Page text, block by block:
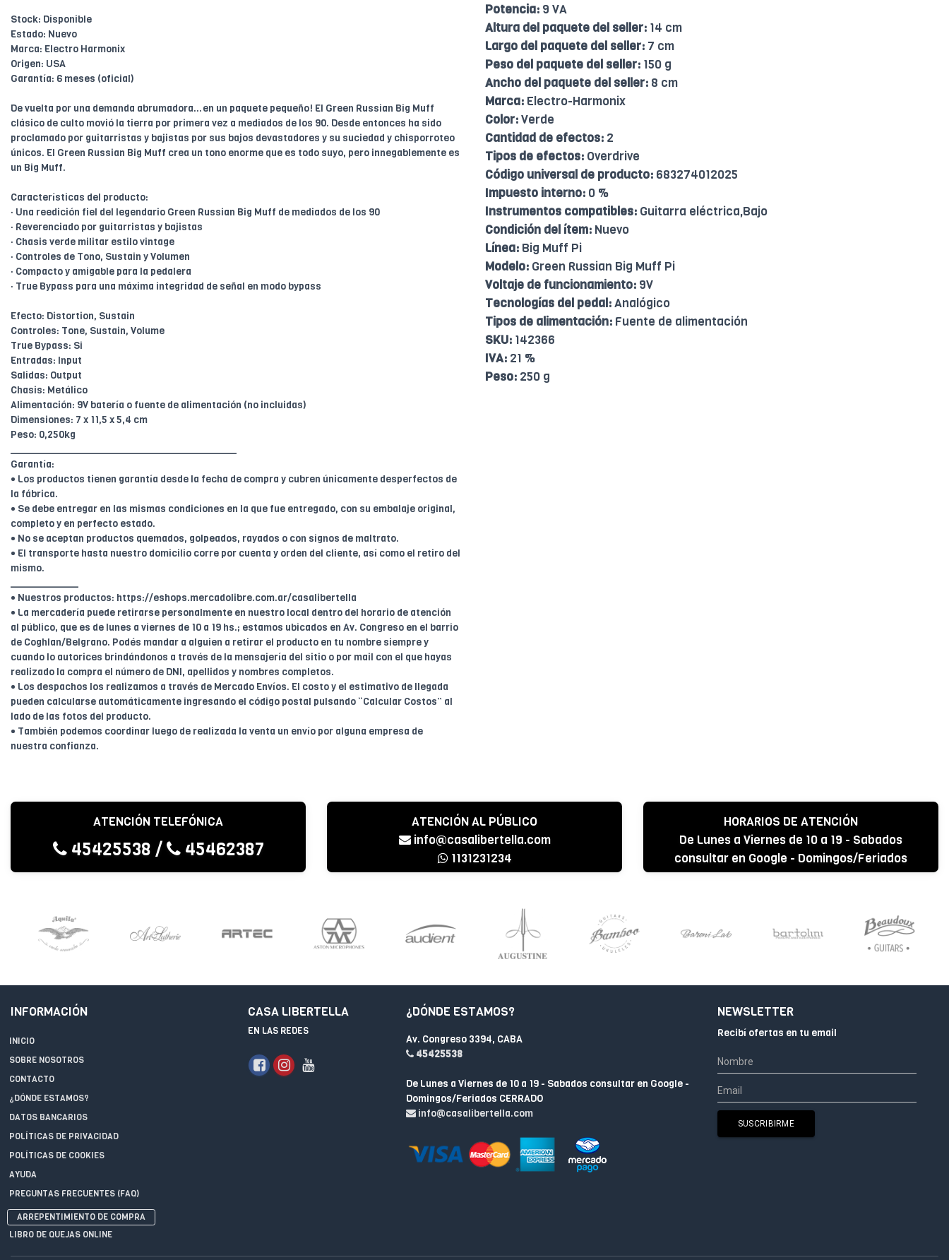
Stock: Disponible
Estado: Nuevo
Marca: Electro Harmonix
Origen: USA
Garantía: 6 meses (oficial)
De vuelta por una demanda abrumadora…en un paquete pequeño! El Green Russian Big Muff
clásico de culto movió la tierra por primera vez a mediados de los 90. Desde entonces ha sido
proclamado por guitarristas y bajistas por sus bajos devastadores y su suciedad y chisporroteo
únicos. El Green Russian Big Muff crea un tono enorme que es todo suyo, pero innegablemente es
un Big Muff.
Características del producto:
· Una reedición fiel del legendario Green Russian Big Muff de mediados de los 90
· Reverenciado por guitarristas y bajistas
· Chasis verde militar estilo vintage
· Controles de Tono, Sustain y Volumen
· Compacto y amigable para la pedalera
· True Bypass para una máxima integridad de señal en modo bypass
Efecto: Distortion, Sustain
Controles: Tone, Sustain, Volume
True Bypass: Si
Entradas: Input
Salidas: Output
Chasis: Metálico
Alimentación: 9V batería o fuente de alimentación (no incluidas)
Dimensiones: 7 x 11,5 x 5,4 cm
Peso: 0,250kg
________________________________________
Garantía:
• Los productos tienen garantía desde la fecha de compra y cubren únicamente desperfectos de
la fábrica.
• Se debe entregar en las mismas condiciones en la que fue entregado, con su embalaje original,
completo y en perfecto estado.
• No se aceptan productos quemados, golpeados, rayados o con signos de maltrato.
• El transporte hasta nuestro domicilio corre por cuenta y orden del cliente, así como el retiro del
mismo.
____________
• Nuestros productos: https://eshops.mercadolibre.com.ar/casalibertella
• La mercadería puede retirarse personalmente en nuestro local dentro del horario de atención
al público, que es de lunes a viernes de 10 a 19 hs.; estamos ubicados en Av. Congreso en el barrio
de Coghlan/Belgrano. Podés mandar a alguien a retirar el producto en tu nombre siempre y
cuando lo autorices brindándonos a través de la mensajería del sitio o por mail con el que hayas
realizado la compra el número de DNI, apellidos y nombres completos.
• Los despachos los realizamos a través de Mercado Envíos. El costo y el estimativo de llegada
pueden calcularse automáticamente ingresando el código postal pulsando “Calcular Costos” al
lado de las fotos del producto.
• También podemos coordinar luego de realizada la venta un envío por alguna empresa de
nuestra confianza.
Potencia: 9 VA
Altura del paquete del seller: 14 cm
Largo del paquete del seller: 7 cm
Peso del paquete del seller: 150 g
Ancho del paquete del seller: 8 cm
Marca: Electro-Harmonix
Color:Verde
Cantidad de efectos: 2
Tipos de efectos: Overdrive
Código universal de producto: 683274012025
Impuesto interno: 0 %
Instrumentos compatibles: Guitarra eléctrica,Bajo
Condición del ítem: Nuevo
Línea: Big Muff Pi
Modelo: Green Russian Big Muff Pi
Voltaje de funcionamiento: 9V
Tecnologías del pedal:Analógico
Tipos de alimentación: Fuente de alimentación
SKU: 142366
IVA: 21 %
Peso: 250 g
ATENCIÓN TELEFÓNICA
45425538 / 45462387
ATENCIÓN AL PÚBLICO
info@casalibertella.com
1131231234
HORARIOS DE ATENCIÓN
De Lunes a Viernes de 10 a 19 - Sabados
consultar en Google - Domingos/Feriados
CERRADO
INFORMACIÓN
INICIO
SOBRE NOSOTROS
CONTACTO
¿DÓNDE ESTAMOS?
DATOS BANCARIOS
POLÍTICAS DE PRIVACIDAD
POLÍTICAS DE COOKIES
AYUDA
PREGUNTAS FRECUENTES (FAQ)
ARREPENTIMIENTO DE COMPRA
LIBRO DE QUEJAS ONLINE
CASA LIBERTELLA
EN LAS REDES
¿DÓNDE ESTAMOS?
Av. Congreso 3394, CABA
45425538
De Lunes a Viernes de 10 a 19 - Sabados consultar en Google -
Domingos/Feriados CERRADO
info@casalibertella.com
NEWSLETTER
Recibí ofertas en tu email